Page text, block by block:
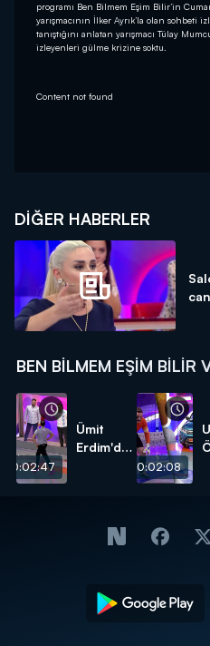
programı Ben Bilmem Eşim Bilir’in
yarışmacının İlker Ayrık’la olan sohbeti
tanıştığını anlatan yarışmacı Tülay
izleyenleri gülme krizine soktu.
Content not found
DIĞER HABERLER
BEN BILMEM EŞIM BILIR
00:02:47
Ümit
Erdim'den
00:02:08